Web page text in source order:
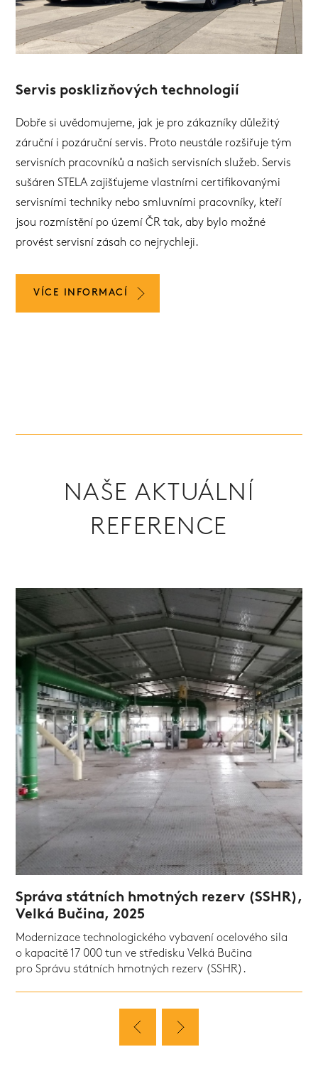
Servis posklizňových technologií
Dobře si uvědomujeme, jak je pro zákazníky důležitý
záruční i pozáruční servis. Proto neustále rozšiřuje tým
servisních pracovníků a našich servisních služeb. Servis
sušáren STELA zajišťujeme vlastními certifikovanými
servisními techniky nebo smluvními pracovníky, kteří
jsou rozmístění po území ČR tak, aby bylo možné
provést servisní zásah co nejrychleji.
VÍCE INFORMACÍ
NAŠE AKTUÁLNÍ
REFERENCE
Správa státních hmotných rezerv (SSHR),
Velká Bučina, 2025
Modernizace technologického vybavení ocelového sila
o kapacitě 17 000 tun ve středisku Velká Bučina
pro Správu státních hmotných rezerv (SSHR).